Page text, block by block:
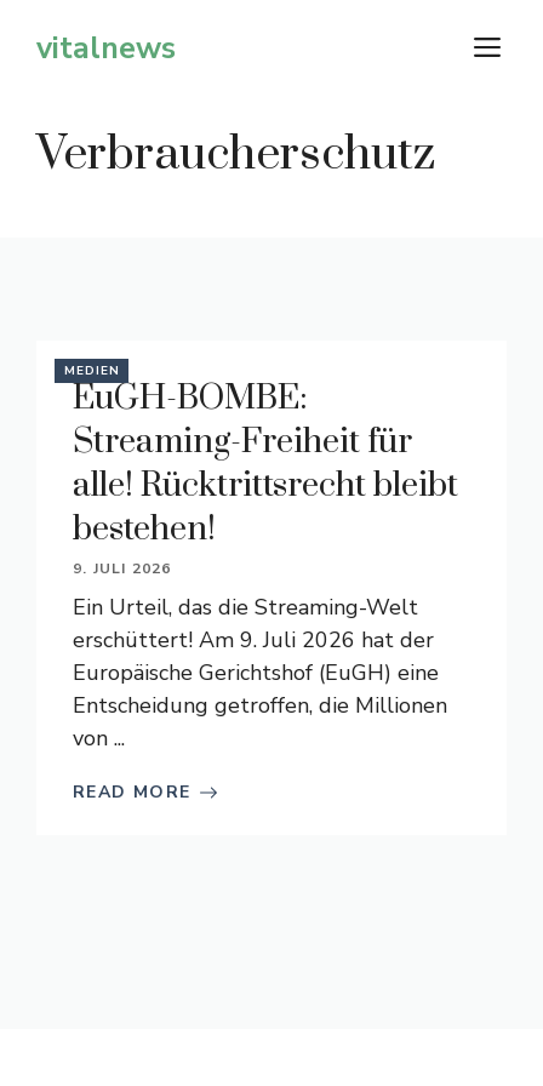
Inhaltvitalnews
Verbraucherschutz
MEDIEN
EuGH-BOMBE:
Streaming-Freiheit für
alle! Rücktrittsrecht bleibt
bestehen!
9. JULI 2026
Ein Urteil, das die Streaming-Welt
erschüttert! Am 9. Juli 2026 hat der
Europäische Gerichtshof (EuGH) eine
Entscheidung getroffen, die Millionen
von ...
READ MORE